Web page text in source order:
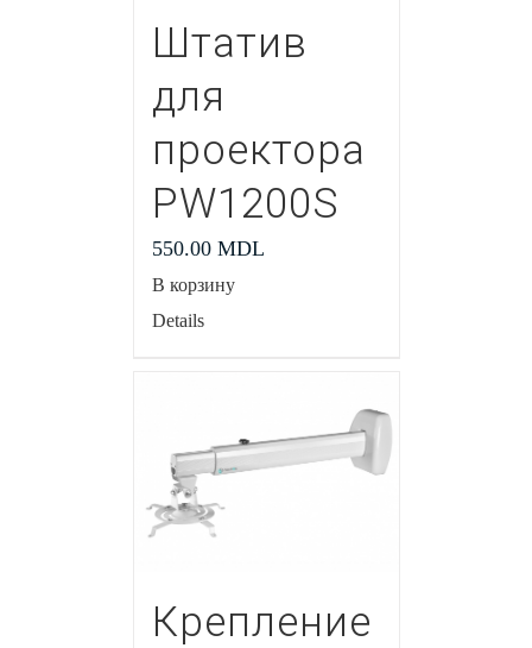
Штатив
для
проектора
PW1200S
550.00 MDL
В корзину
Details
Крепление